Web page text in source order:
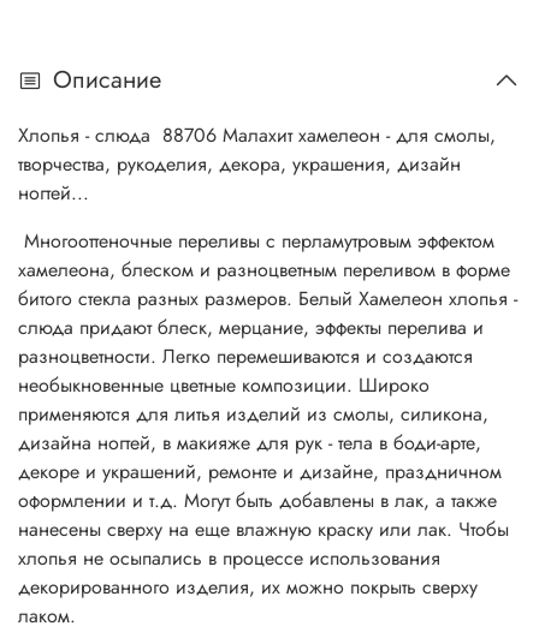
Описание
Хлопья - слюда 88706 Малахит хамелеон - для смолы,
творчества, рукоделия, декора, украшения, дизайн
ногтей...
Многооттеночные переливы с перламутровым эффектом
хамелеона, блеском и разноцветным переливом в форме
битого стекла разных размеров. Белый Хамелеон хлопья -
слюда придают блеск, мерцание, эффекты перелива и
разноцветности. Легко перемешиваются и создаются
необыкновенные цветные композиции. Широко
применяются для литья изделий из смолы, силикона,
дизайна ногтей, в макияже для рук - тела в боди-арте,
декоре и украшений, ремонте и дизайне, праздничном
оформлении и т.д. Могут быть добавлены в лак, а также
нанесены сверху на еще влажную краску или лак. Чтобы
хлопья не осыпались в процессе использования
декорированного изделия, их можно покрыть сверху
лаком.